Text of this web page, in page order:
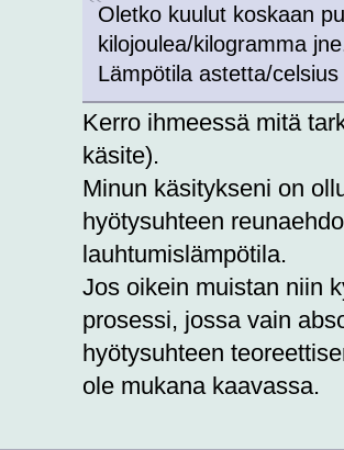
Oletko kuulut koskaan
kilojoulea/kilogramma
Lämpötila astetta/
Kerro ihmeessä mitä
käsite).
Minun käsitykseni on
hyötysuhteen
lauhtumislämpötila.
Jos oikein muistan niin
prosessi, jossa vain
hyötysuhteen
ole mukana kaavassa.